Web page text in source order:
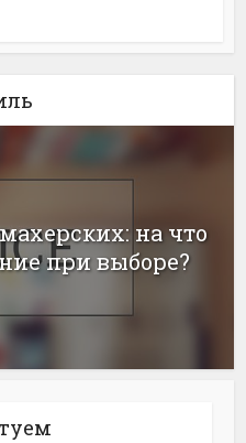
на что
при выборе?